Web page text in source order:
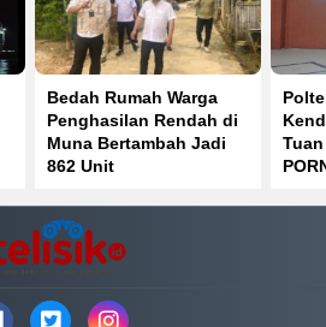
Bedah Rumah Warga
Penghasilan Rendah di
Muna Bertambah Jadi
862 Unit